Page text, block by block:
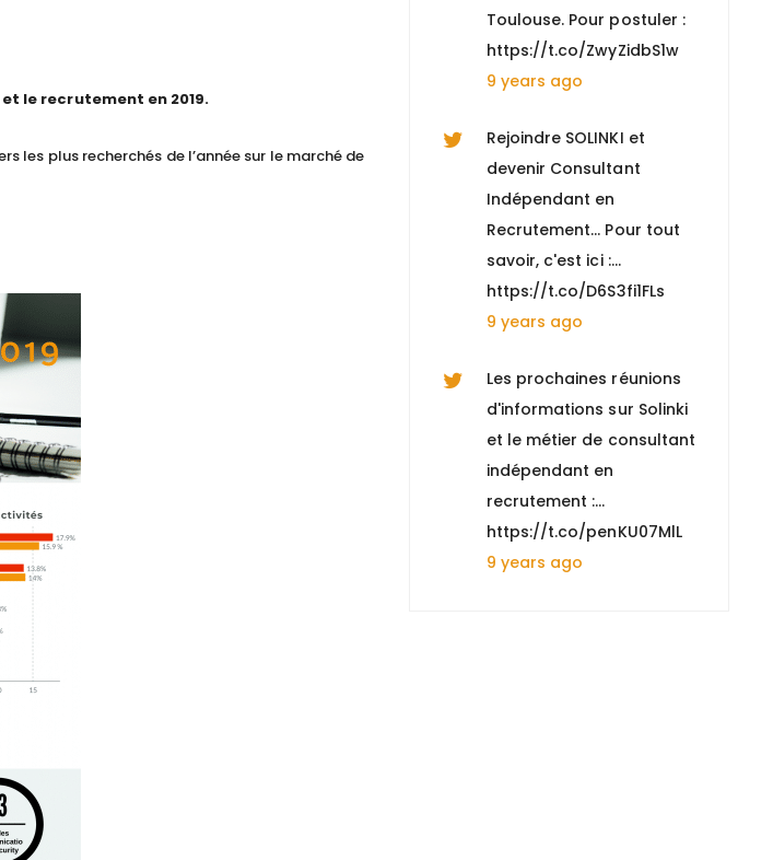
le recrutement en 2019.
les plus recherchés de l’année sur le marché de
Toulouse. Pour postuler :
https://t.co/ZwyZidbS1w
9 years ago
Rejoindre SOLINKI et
devenir Consultant
Indépendant en
Recrutement... Pour tout
savoir, c'est ici :…
https://t.co/D6S3fi1FLs
9 years ago
Les prochaines réunions
d'informations sur Solinki
et le métier de consultant
indépendant en
recrutement :…
https://t.co/penKU07MlL
9 years ago